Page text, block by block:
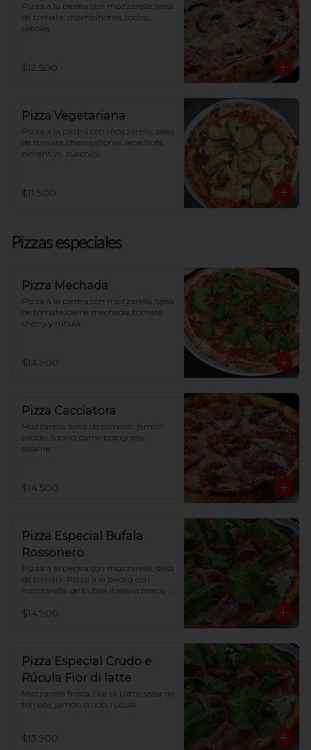
Pizza a la piedra con mozzarella, salsa
de tomate, champiñones, tocino,
cebolla
$12.500
Pizza Vegetariana
Pizza a la piedra con mozzarella, salsa
de tomate, champiñones, alcachofa,
pimentón, zucchini
$11.900
Pizzas especiales
Pizza Mechada
Pizza a la piedra con mozzarella, salsa
de tomate, carne mechada, tomate
cherry y rúcula
$14.900
Pizza Cacciatora
Mozzarella, salsa de tomate,  jamón
cocido, tocino, carne bolognesa,
salame
$14.500
Pizza Especial Bufala
Rossonero
Pizza a la piedra con mozzarella, salsa
de tomate, Pizza a la piedra con
mozzarella, de búfala italiana fresca,
$14.900
Pizza Especial Crudo e
Rúcula Fior di latte
Mozzarella fresca Fior di Latte, salsa de
tomate, jamón crudo, rúcula
$13.900